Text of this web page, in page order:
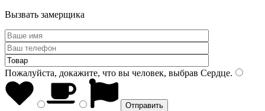
Вызвать замерщика
Пожалуйста, докажите, что вы человек, выбрав Сердце.